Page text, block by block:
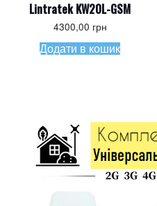
Lintratek KW20L-GSM
4300,00 грн
Додати в кошик